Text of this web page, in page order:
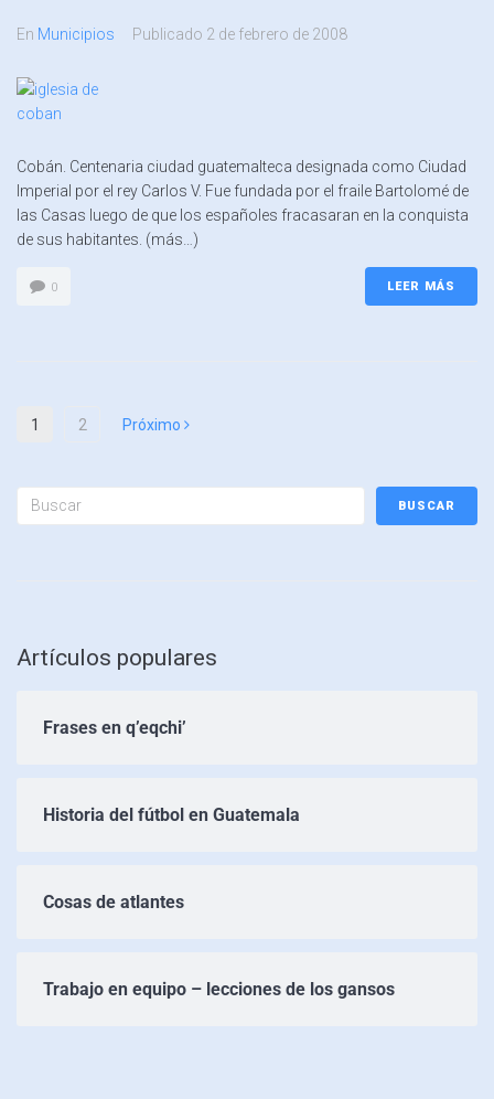
En Municipios Publicado 2 de febrero de 2008
Cobán. Centenaria ciudad guatemalteca designada como Ciudad
Imperial por el rey Carlos V. Fue fundada por el fraile Bartolomé de
las Casas luego de que los españoles fracasaran en la conquista
de sus habitantes. (más…)
0 LEER MÁS
1 2 Próximo
BUSCAR
Artículos populares
Frases en q’eqchi’
Historia del fútbol en Guatemala
Cosas de atlantes
Trabajo en equipo – lecciones de los gansos